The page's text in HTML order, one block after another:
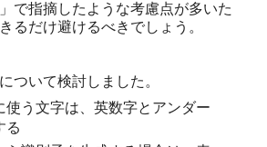
で指摘したような考慮点が多いた
るだけ避けるべきでしょう。
ついて検討しました。
使う文字は、英数字とアンダー
る